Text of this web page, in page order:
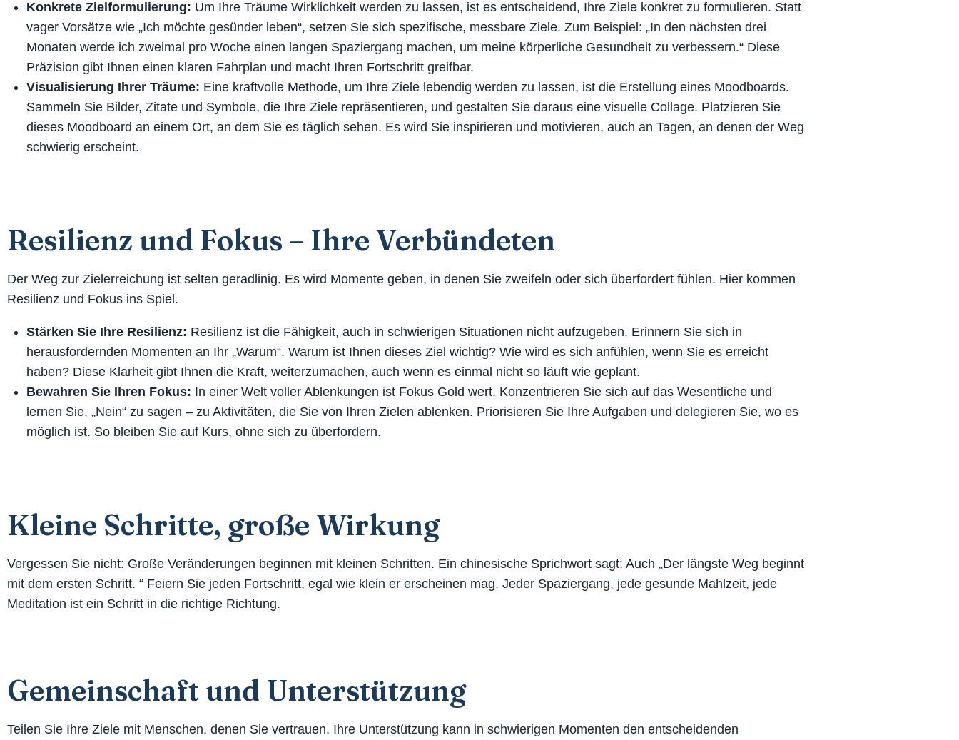
Konkrete Zielformulierung: Um Ihre Träume Wirklichkeit werden zu lassen, ist es entscheidend, Ihre Ziele konkret zu formulieren. Statt
vager Vorsätze wie „Ich möchte gesünder leben“, setzen Sie sich spezifische, messbare Ziele. Zum Beispiel: „In den nächsten drei
Monaten werde ich zweimal pro Woche einen langen Spaziergang machen, um meine körperliche Gesundheit zu verbessern.“ Diese
Präzision gibt Ihnen einen klaren Fahrplan und macht Ihren Fortschritt greifbar.
Visualisierung Ihrer Träume: Eine kraftvolle Methode, um Ihre Ziele lebendig werden zu lassen, ist die Erstellung eines Moodboards.
Sammeln Sie Bilder, Zitate und Symbole, die Ihre Ziele repräsentieren, und gestalten Sie daraus eine visuelle Collage. Platzieren Sie
dieses Moodboard an einem Ort, an dem Sie es täglich sehen. Es wird Sie inspirieren und motivieren, auch an Tagen, an denen der Weg
schwierig erscheint.
Resilienz und Fokus – Ihre Verbündeten
Der Weg zur Zielerreichung ist selten geradlinig. Es wird Momente geben, in denen Sie zweifeln oder sich überfordert fühlen. Hier kommen
Resilienz und Fokus ins Spiel.
Stärken Sie Ihre Resilienz: Resilienz ist die Fähigkeit, auch in schwierigen Situationen nicht aufzugeben. Erinnern Sie sich in
herausfordernden Momenten an Ihr „Warum“. Warum ist Ihnen dieses Ziel wichtig? Wie wird es sich anfühlen, wenn Sie es erreicht
haben? Diese Klarheit gibt Ihnen die Kraft, weiterzumachen, auch wenn es einmal nicht so läuft wie geplant.
Bewahren Sie Ihren Fokus: In einer Welt voller Ablenkungen ist Fokus Gold wert. Konzentrieren Sie sich auf das Wesentliche und
lernen Sie, „Nein“ zu sagen – zu Aktivitäten, die Sie von Ihren Zielen ablenken. Priorisieren Sie Ihre Aufgaben und delegieren Sie, wo es
möglich ist. So bleiben Sie auf Kurs, ohne sich zu überfordern.
Kleine Schritte, große Wirkung
Vergessen Sie nicht: Große Veränderungen beginnen mit kleinen Schritten. Ein chinesische Sprichwort sagt: Auch „Der längste Weg beginnt
mit dem ersten Schritt. “ Feiern Sie jeden Fortschritt, egal wie klein er erscheinen mag. Jeder Spaziergang, jede gesunde Mahlzeit, jede
Meditation ist ein Schritt in die richtige Richtung.
Gemeinschaft und Unterstützung
Teilen Sie Ihre Ziele mit Menschen, denen Sie vertrauen. Ihre Unterstützung kann in schwierigen Momenten den entscheidenden